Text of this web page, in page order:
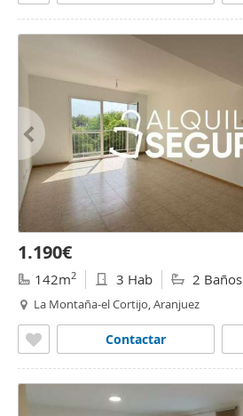
1.190€
142m2 3 Hab 2 Baños
La Montaña-el Cortijo, Aranjuez
Contactar